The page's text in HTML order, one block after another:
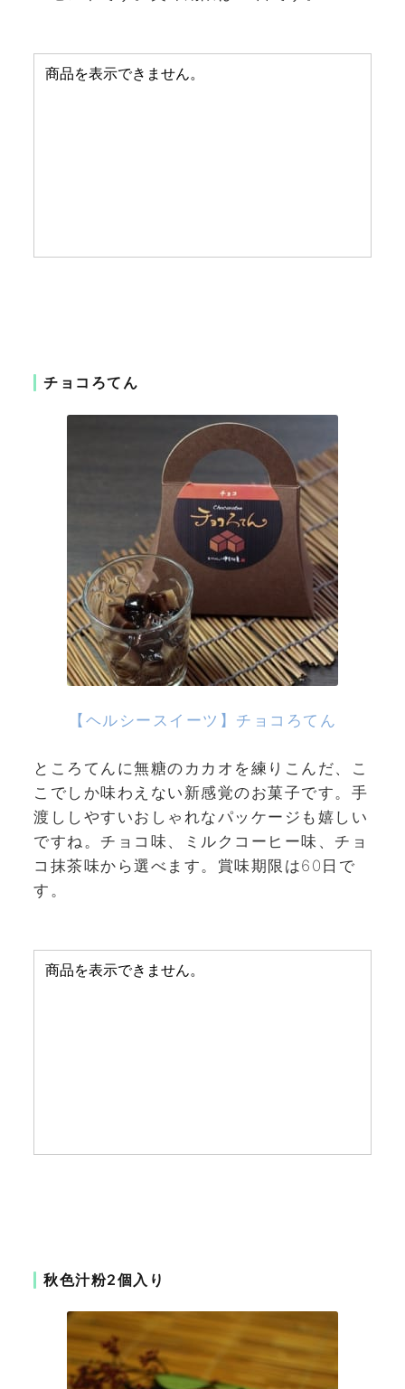
チョコろてん
【ヘルシースイーツ】チョコろてん
ところてんに無糖のカカオを練りこんだ、こ
こでしか味わえない新感覚のお菓子です。手
渡ししやすいおしゃれなパッケージも嬉しい
ですね。チョコ味、ミルクコーヒー味、チョ
コ抹茶味から選べます。賞味期限は60日で
す。
秋色汁粉2個入り